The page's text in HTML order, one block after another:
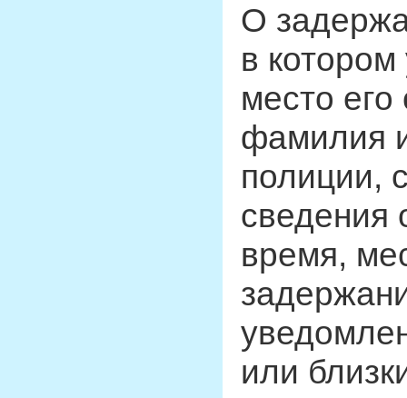
О
в
место
фамилия
полиции,
сведения
время,
или